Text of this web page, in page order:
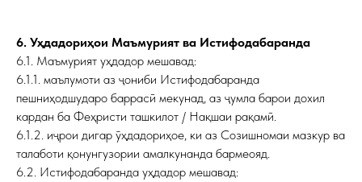
6. Уҳдадориҳои Маъмурият ва Истифодабаранда
6.1. Маъмурият уҳдадор мешавад:
6.1.1. маълумоти аз ҷониби Истифодабаранда
пешниҳодшударо баррасӣ мекунад, аз ҷумла барои дохил
кардан ба Феҳристи ташкилот / Нақшаи рақамӣ.
6.1.2. иҷрои дигар ӯҳдадориҳое, ки аз Созишномаи мазкур ва
талаботи қонунгузории амалкунанда бармеояд.
6.2. Истифодабаранда уҳдадор мешавад: